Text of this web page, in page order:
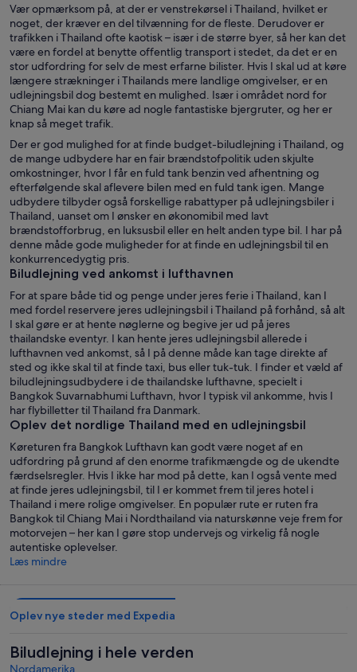
Vær opmærksom på, at der er venstrekørsel i Thailand, hvilket er
noget, der kræver en del tilvænning for de fleste. Derudover er
trafikken i Thailand ofte kaotisk – især i de større byer, så her kan det
være en fordel at benytte offentlig transport i stedet, da det er en
stor udfordring for selv de mest erfarne bilister. Hvis I skal ud at køre
længere strækninger i Thailands mere landlige omgivelser, er en
udlejningsbil dog bestemt en mulighed. Især i området nord for
Chiang Mai kan du køre ad nogle fantastiske bjergruter, og her er
knap så meget trafik.
Der er god mulighed for at finde budget-biludlejning i Thailand, og
de mange udbydere har en fair brændstofpolitik uden skjulte
omkostninger, hvor I får en fuld tank benzin ved afhentning og
efterfølgende skal aflevere bilen med en fuld tank igen. Mange
udbydere tilbyder også forskellige rabattyper på udlejningsbiler i
Thailand, uanset om I ønsker en økonomibil med lavt
brændstofforbrug, en luksusbil eller en helt anden type bil. I har på
denne måde gode muligheder for at finde en udlejningsbil til en
konkurrencedygtig pris.
Biludlejning ved ankomst i lufthavnen
For at spare både tid og penge under jeres ferie i Thailand, kan I
med fordel reservere jeres udlejningsbil i Thailand på forhånd, så alt
I skal gøre er at hente nøglerne og begive jer ud på jeres
thailandske eventyr. I kan hente jeres udlejningsbil allerede i
lufthavnen ved ankomst, så I på denne måde kan tage direkte af
sted og ikke skal til at finde taxi, bus eller tuk-tuk. I finder et væld af
biludlejningsudbydere i de thailandske lufthavne, specielt i
Bangkok Suvarnabhumi Lufthavn, hvor I typisk vil ankomme, hvis I
har flybilletter til Thailand fra Danmark.
Oplev det nordlige Thailand med en udlejningsbil
Køreturen fra Bangkok Lufthavn kan godt være noget af en
udfordring på grund af den enorme trafikmængde og de ukendte
færdselsregler. Hvis I ikke har mod på dette, kan I også vente med
at finde jeres udlejningsbil, til I er kommet frem til jeres hotel i
Thailand i mere rolige omgivelser. En populær rute er ruten fra
Bangkok til Chiang Mai i Nordthailand via naturskønne veje frem for
motorvejen – her kan I gøre stop undervejs og virkelig få nogle
autentiske oplevelser.
Læs mindre
Oplev nye steder med Expedia
Biludlejning i hele verden
Nordamerika